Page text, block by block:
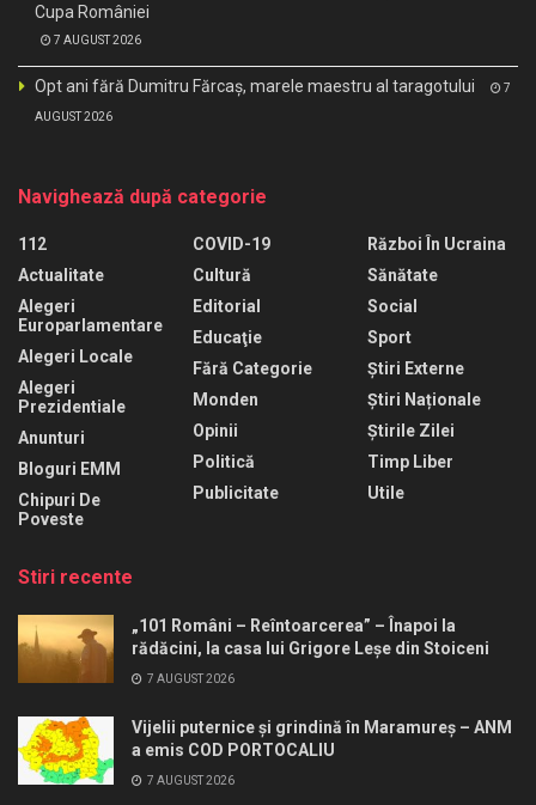
Cupa României
7 AUGUST 2026
Opt ani fără Dumitru Fărcaș, marele maestru al taragotului 7
AUGUST 2026
Navighează după categorie
112
Actualitate
Alegeri
Europarlamentare
Alegeri Locale
Alegeri
Prezidentiale
Anunturi
Bloguri EMM
Chipuri De
Poveste
COVID-19
Cultură
Editorial
Educaţie
Fără Categorie
Monden
Opinii
Politică
Publicitate
Război În Ucraina
Sănătate
Social
Sport
Știri Externe
Știri Naționale
Știrile Zilei
Timp Liber
Utile
Stiri recente
„101 Români – Reîntoarcerea” – Înapoi la
rădăcini, la casa lui Grigore Leșe din Stoiceni
7 AUGUST 2026
Vijelii puternice și grindină în Maramureș – ANM
a emis COD PORTOCALIU
7 AUGUST 2026